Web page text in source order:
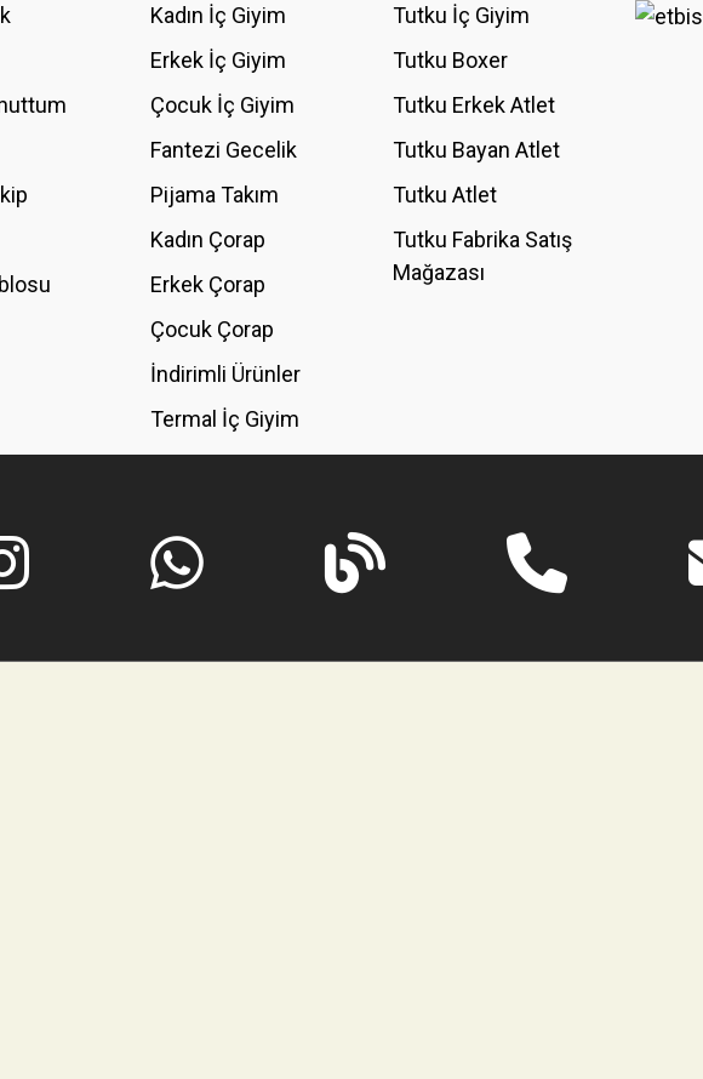
Kadın İç Giyim
Erkek İç Giyim
Çocuk İç Giyim
Fantezi Gecelik
Pijama Takım
Kadın Çorap
Erkek Çorap
Çocuk Çorap
İndirimli Ürünler
Termal İç Giyim
Tutku İç Giyim
Tutku Boxer
Tutku Erkek Atlet
Tutku Bayan Atlet
Tutku Atlet
Tutku Fabrika Satış
Mağazası